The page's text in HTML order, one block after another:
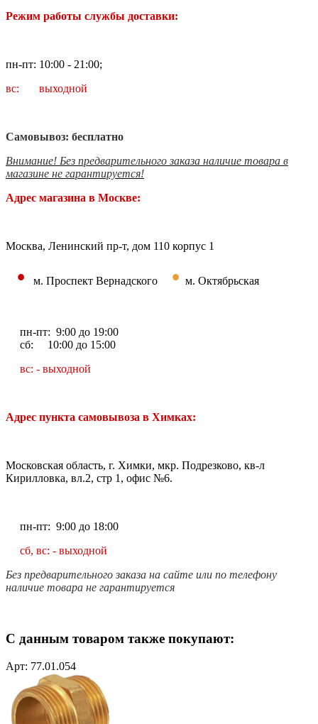
Режим работы службы доставки:
пн-пт: 10:00 - 21:00;
вс: выходной
Самовывоз: бесплатно
Внимание! Без предварительного заказа наличие товара в
магазине не гарантируется!
Адрес магазина в Москве:
Москва, Ленинский пр-т, дом 110 корпус 1
• м. Проспект Вернадского • м. Октябрьская
пн-пт: 9:00 до 19:00
сб: 10:00 до 15:00
вс: - выходной
Адрес пункта самовывоза в Химках:
Московская область, г. Химки, мкр. Подрезково, кв-л
Кирилловка, вл.2, стр 1, офис №6.
пн-пт: 9:00 до 18:00
сб, вс: - выходной
Без предварительного заказа на сайте или по телефону
наличие товара не гарантируется
С данным товаром также покупают:
Арт: 77.01.054